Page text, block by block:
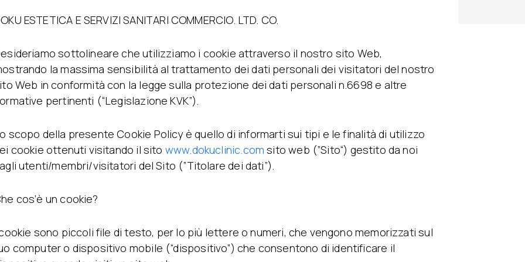
Fili
Mesoterapia
DNA del Salmone
Iniezioni Stimolanti Di
Iniezione di Giovinezza
Trattamento
Trattamento Acne
Peeling Chimico
Alloblast
Cosmelan &
Terapia Con Cellule
Staminali Autologhe
Della Pelle
Vitamine Per Le Mani
Diradamento
Regionale
Emsculpt
CoolSculpting
Lipocel
Trattamento
smagliature
dreinaggio linfatico
ESTETICA E SERVIZI SANITARI COMMERCIO. LTD. CO.
sottolineare che utilizziamo i cookie attraverso il nostro sito Web,
la massima sensibilità al trattamento dei dati personali dei visitatori del nostro
Web in conformità con la legge sulla protezione dei dati personali n.6698 e altre
pertinenti (“Legislazione KVK”).
scopo della presente Cookie Policy è quello di informarti sui tipi e le finalità di utilizzo
cookie ottenuti visitando il sito www.dokuclinic.com sito web (”Sito“) gestito da noi
utenti/membri/visitatori del Sito (”Titolare dei dati”).
cos’è un cookie?
sono piccoli file di testo, per lo più lettere o numeri, che vengono memorizzati sul
computer o dispositivo mobile (“dispositivo”) che consentono di identificare il